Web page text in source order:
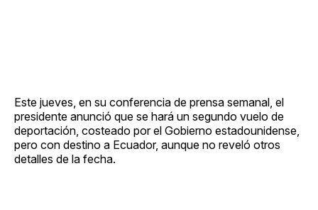
Este jueves, en su conferencia de prensa semanal, el
presidente anunció que se hará un segundo vuelo de
deportación, costeado por el Gobierno estadounidense,
pero con destino a Ecuador, aunque no reveló otros
detalles de la fecha.